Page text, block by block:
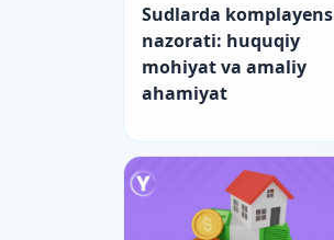
Sudlarda komplayens
nazorati: huquqiy
mohiyat va amaliy
ahamiyat